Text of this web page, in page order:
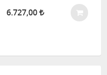
6.727,00